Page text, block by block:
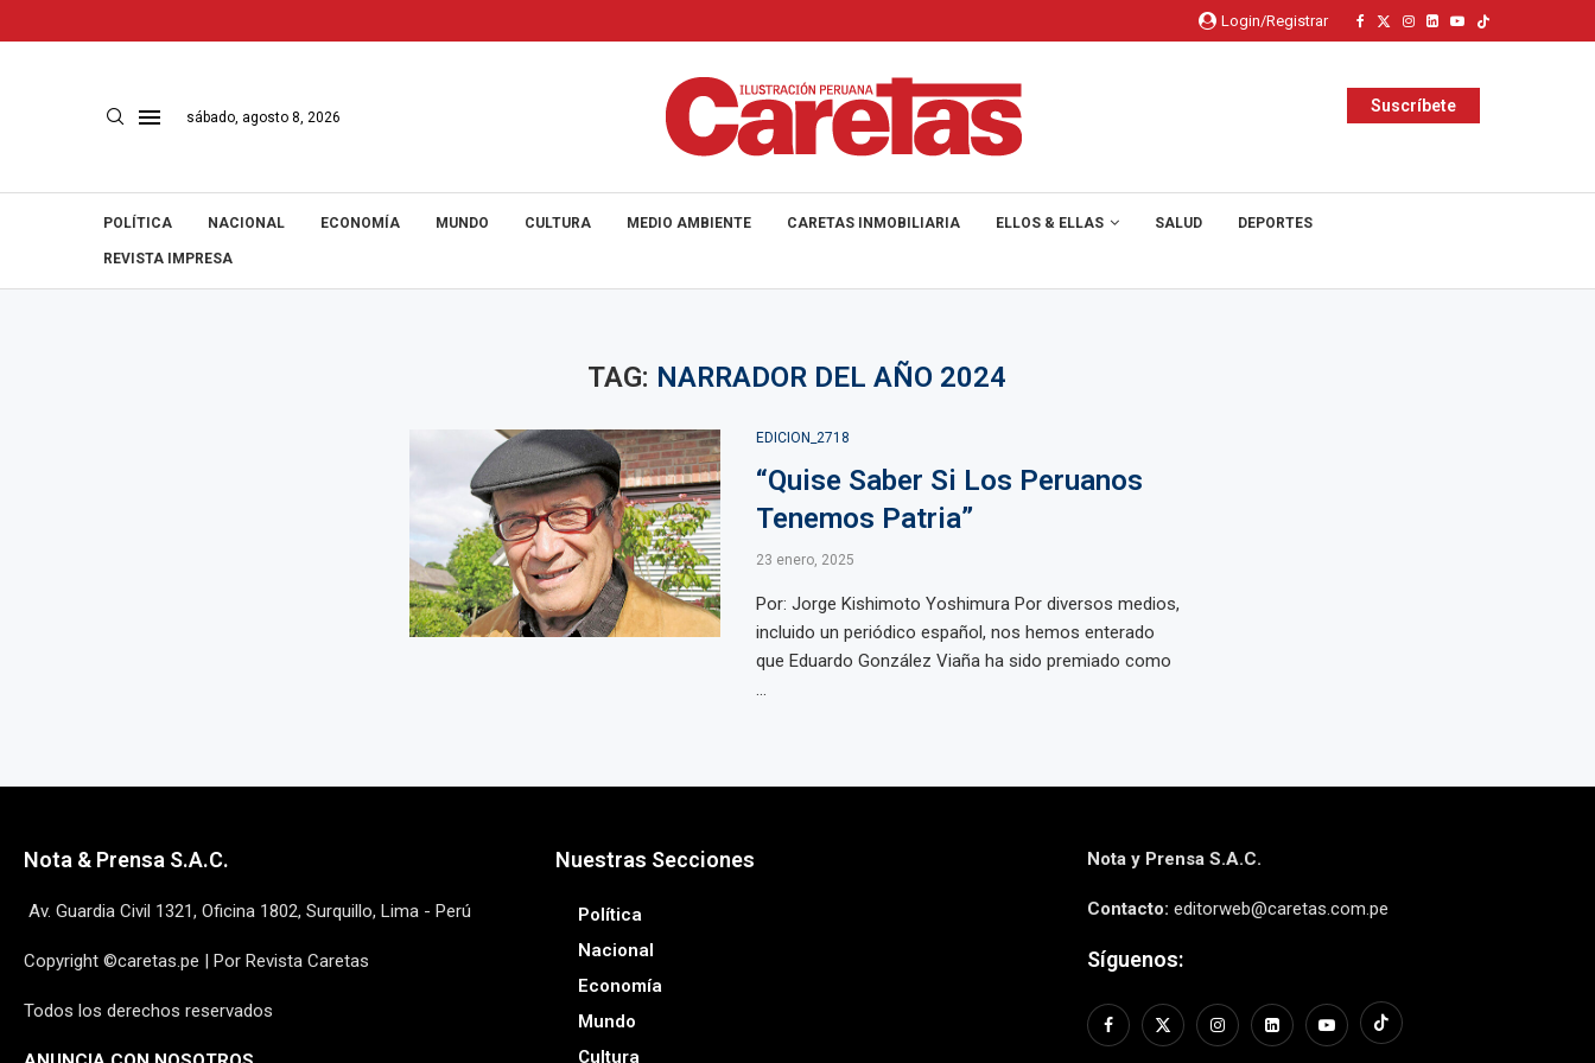
Login/Registrar
sábado, agosto 8, 2026
Suscríbete
POLÍTICA NACIONAL ECONOMÍA MUNDO CULTURA MEDIO AMBIENTE CARETAS INMOBILIARIA ELLOS & ELLAS SALUD DEPORTES
REVISTA IMPRESA
TAG: NARRADOR DEL AÑO 2024
EDICION_2718
“Quise Saber Si Los Peruanos
Tenemos Patria”
23 enero, 2025
Por: Jorge Kishimoto Yoshimura Por diversos medios,
incluido un periódico español, nos hemos enterado
que Eduardo González Viaña ha sido premiado como
...
Nota & Prensa S.A.C.
Av. Guardia Civil 1321, Oficina 1802, Surquillo, Lima - Perú
Copyright ©caretas.pe | Por Revista Caretas
Todos los derechos reservados
Nuestras Secciones
Política
Nacional
Economía
Mundo
Cultura
Nota y Prensa S.A.C.
Contacto: editorweb@caretas.com.pe
Síguenos: